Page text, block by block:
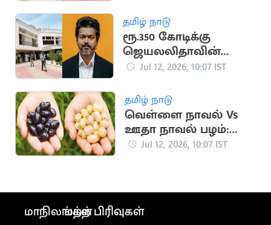
தமிழ் நாடு
ரூ.350 கோடிக்கு
ஜெயலலிதாவின்
இல்லத்தை வாங்கும்
Jul 12, 2026, 10:07 IST
தமிழ் நாடு
வெள்ளை நாவல் Vs
ஊதா நாவல் பழம்:
சிறந்தது எது?
Jul 12, 2026, 10:07 IST
மாநிலங்கள்மற்ற பிரிவுகள்